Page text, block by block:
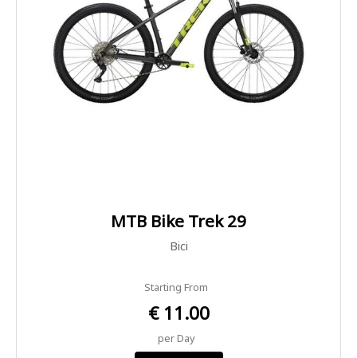
MTB Bike Trek 29
Bici
Starting From
€ 11.00
per Day